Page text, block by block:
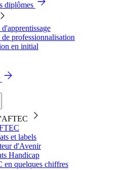
diplômes
professionnalisation
en initial
et labels
d'Avenir
Handicap
en quelques chiffres